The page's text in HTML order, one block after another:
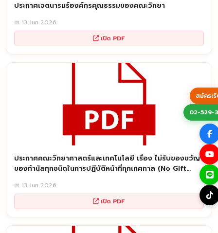
ประกาศเจตนารมร์องค์กรคุณธรรมของคณะวิทยา
📅 13 Jun 2026
เปิด PDF
ประกาศคณะวิทยาศาสตร์และเทคโนโลยี เรื่อง ไม่รับของขวัญ
ของกำนัลทุกชนิดในการปฏิบัติหน้าที่ทุกเทศกาล (No Gift
📅 13 Jun 2026
เปิด PDF
สมัครเ
02-529-